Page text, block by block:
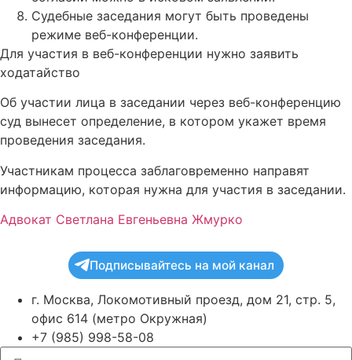
Судебные заседания могут быть проведены
режиме веб-конференции.
Для участия в веб-конференции нужно заявить
ходатайство
Об участии лица в заседании через веб-конференцию
суд вынесет определение, в котором укажет время
проведения заседания.
Участникам процесса заблаговременно направят
информацию, которая нужна для участия в заседании.
Адвокат Светлана Евгеньевна Жмурко
Подписывайтесь на мой канал
г. Москва, Локомотивный проезд, дом 21, стр. 5,
офис 614 (метро Окружная)
+7 (985) 998-58-08